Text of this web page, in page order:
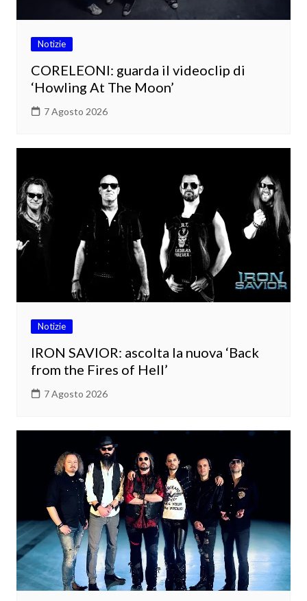
Notizie
CORELEONI: guarda il videoclip di
‘Howling At The Moon’
7 Agosto 2026
Notizie
IRON SAVIOR: ascolta la nuova ‘Back
from the Fires of Hell’
7 Agosto 2026